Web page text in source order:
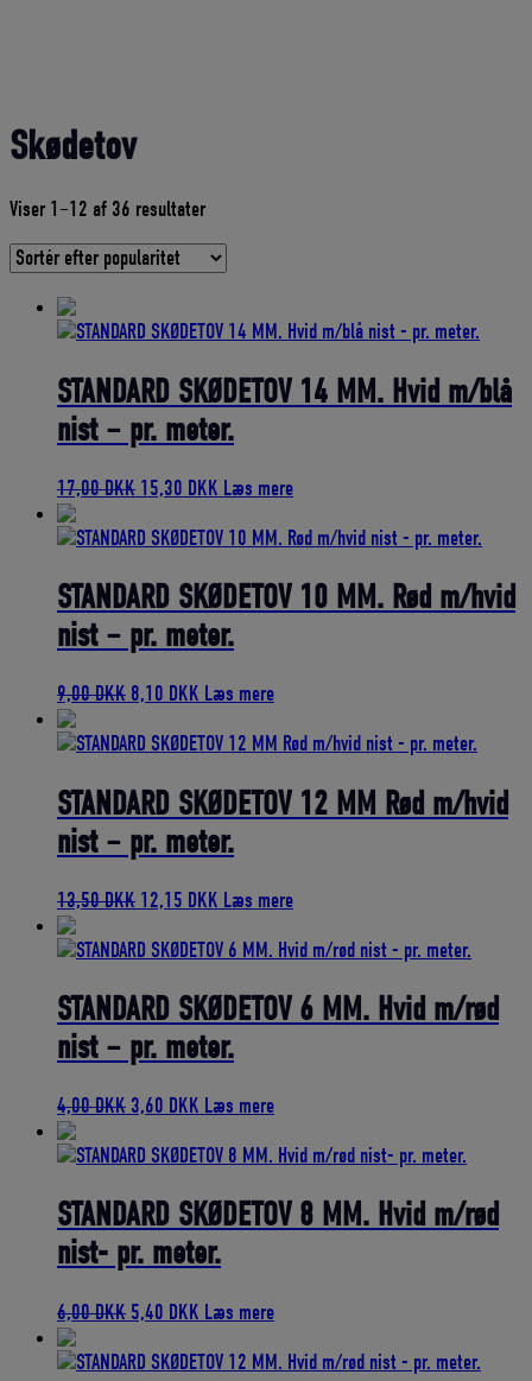
Skødetov
Viser 1–12 af 36 resultaterSorteret
gennemsnitlig
STANDARD SKØDETOV 14 MM. Hvid m/blå
nist – pr. meter.
17,00DKK Den
pris
17,00 DKK.
15,30 DKK Den
pris
15,30 DKK.
Læs mere
STANDARD SKØDETOV 10 MM. Rød m/hvid
nist – pr. meter.
9,00DKK Den
pris
9,00 DKK.
8,10 DKK Den
pris
8,10 DKK.
Læs mere
STANDARD SKØDETOV 12 MM Rød m/hvid
nist – pr. meter.
13,50DKK Den
pris
13,50 DKK.
12,15 DKK Den
pris
12,15 DKK.
Læs mere
STANDARD SKØDETOV 6 MM. Hvid m/rød
nist – pr. meter.
4,00DKK Den
pris
4,00 DKK.
3,60 DKK Den
pris
3,60 DKK.
Læs mere
STANDARD SKØDETOV 8 MM. Hvid m/rød
nist- pr. meter.
6,00DKK Den
pris
5,40 DKK Den
pris
Læs mere